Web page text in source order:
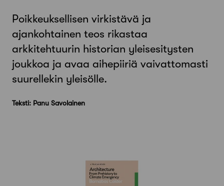
Poikkeuksellisen virkistävä ja
ajankohtainen teos rikastaa
arkkitehtuurin historian yleisesitysten
joukkoa ja avaa aihepiiriä vaivattomasti
suurellekin yleisölle.
Teksti: Panu Savolainen